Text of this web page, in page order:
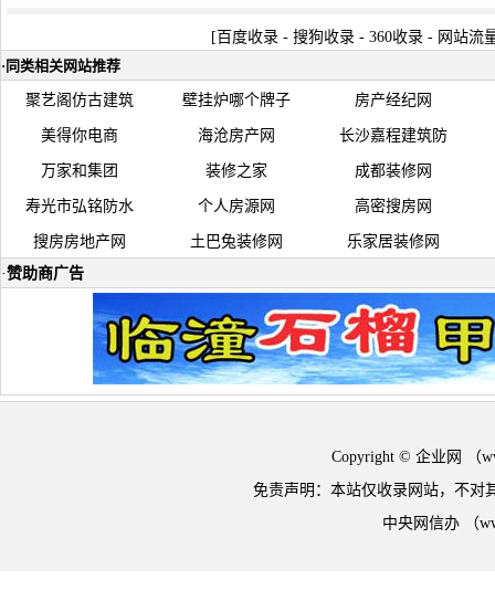
[ 百度收录 - 搜狗收录 - 360收录 - 网站流
· 同类相关网站推荐
聚艺阁仿古建筑 壁挂炉哪个牌子 房产经纪网
美得你电商 海沧房产网 长沙嘉程建筑防
万家和集团 装修之家 成都装修网
寿光市弘铭防水 个人房源网 高密搜房网
搜房房地产网 土巴兔装修网
乐家居装修网
·赞助商广告
Copyright © 企业网 （
免责声明：本站仅收录网站，不对
中央网信办 （